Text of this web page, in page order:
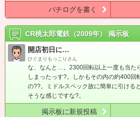
パチログを書く
CR桃太郎電鉄（2009年）
掲示板
開店初日に…
ひぐまりもっこりさん
な、なんと…。2300回転以上一度も当た
しまったっす?。しかもその内の約400回
の??。ミドルスペック故に簡単に引ける
そうな感じですな?。
掲示板に新規投稿